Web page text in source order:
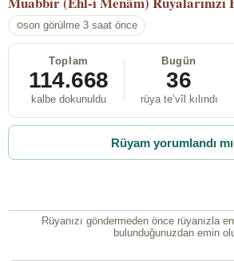
son görülme 3 saat önce
Toplam
114.668
kalbe dokunuldu
Bugün
36
rüya te’vîl kılındı
Rüyam yorumlandı
Rüyanızı göndermeden önce rüyanızla
bulunduğunuzdan emin